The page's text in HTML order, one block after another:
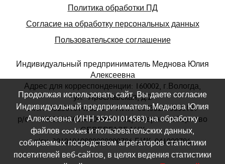
Политика обработки ПД
Согласие на обработку персональных данных
Пользовательское соглашение
Индивидуальный предприниматель Меднова Юлия
Алексеевна
Адрес для корреспонденции: 160002, г.Вологда,
ул. Ярославская, д.2
ИНН 352501014583 ОГРНИП 304352535800139
р/сч 40802810600000000073 Акционерное общество
«СЕВЕРГАЗБАНК»
к/сч 30101810800000000786 БИК 041909786
Продолжая использовать сайт, Вы даете согласие
Индивидуальный предприниматель Меднова Юлия
Алексеевна (ИНН 352501014583) на обработку
файлов cookies и пользовательских данных,
собираемых посредством агрегаторов статистики
посетителей веб-сайтов, в целях ведения статистики